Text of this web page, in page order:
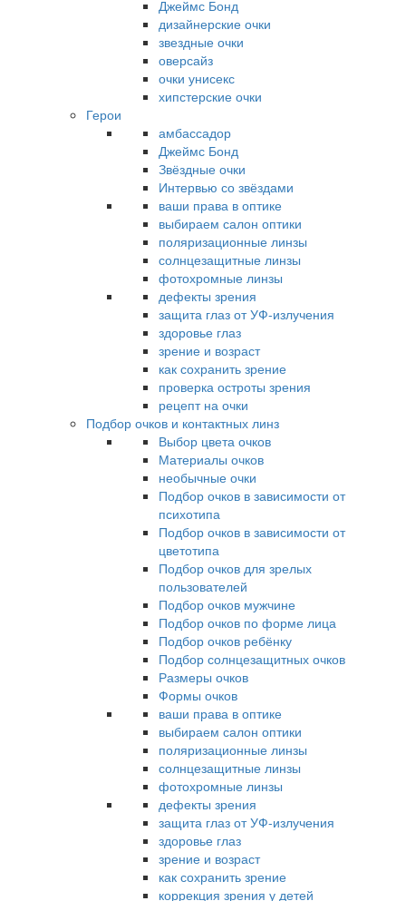
Джеймс Бонд
дизайнерские очки
звездные очки
оверсайз
очки унисекс
хипстерские очки
Герои
амбассадор
Джеймс Бонд
Звёздные очки
Интервью со звёздами
ваши права в оптике
выбираем салон оптики
поляризационные линзы
солнцезащитные линзы
фотохромные линзы
дефекты зрения
защита глаз от УФ-излучения
здоровье глаз
зрение и возраст
как сохранить зрение
проверка остроты зрения
рецепт на очки
Подбор очков и контактных линз
Выбор цвета очков
Материалы очков
необычные очки
Подбор очков в зависимости от
психотипа
Подбор очков в зависимости от
цветотипа
Подбор очков для зрелых
пользователей
Подбор очков мужчине
Подбор очков по форме лица
Подбор очков ребёнку
Подбор солнцезащитных очков
Размеры очков
Формы очков
ваши права в оптике
выбираем салон оптики
поляризационные линзы
солнцезащитные линзы
фотохромные линзы
дефекты зрения
защита глаз от УФ-излучения
здоровье глаз
зрение и возраст
как сохранить зрение
коррекция зрения у детей